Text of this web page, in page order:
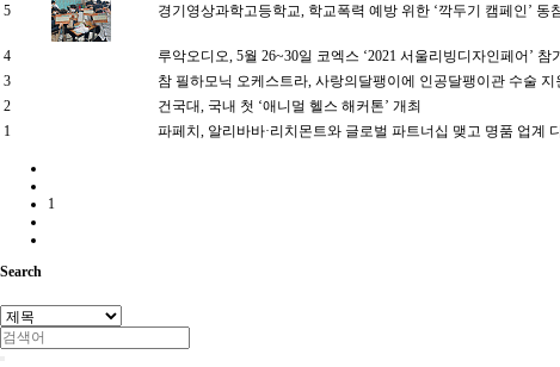
5 경기영상과학고등학교, 학교폭력 예방 위한 ‘깍두기 캠페인’ 동
4 루악오디오, 5월 26~30일 코엑스 ‘2021 서울리빙디자인페어’ 참
3
참 필하모닉 오케스트라, 사랑의달팽이에 인공달팽이관 수술 지
2
건국대, 국내 첫 ‘애니멀 헬스 해커톤’ 개최
1
파페치, 알리바바·리치몬트와 글로벌 파트너십 맺고 명품 업계
1
Search